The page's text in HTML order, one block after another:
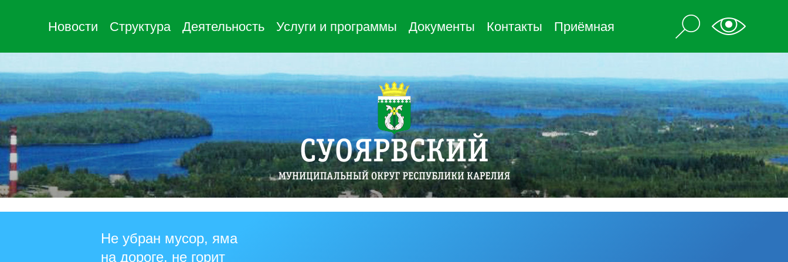
Новости Структура Деятельность Услуги и программы Документы Контакты Приёмная
Не убран мусор, яма
на дороге, не горит